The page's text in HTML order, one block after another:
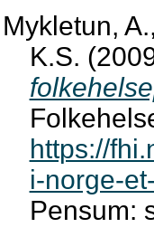
Mykletun,
K.S.
https://
i-norge-
Pensum: